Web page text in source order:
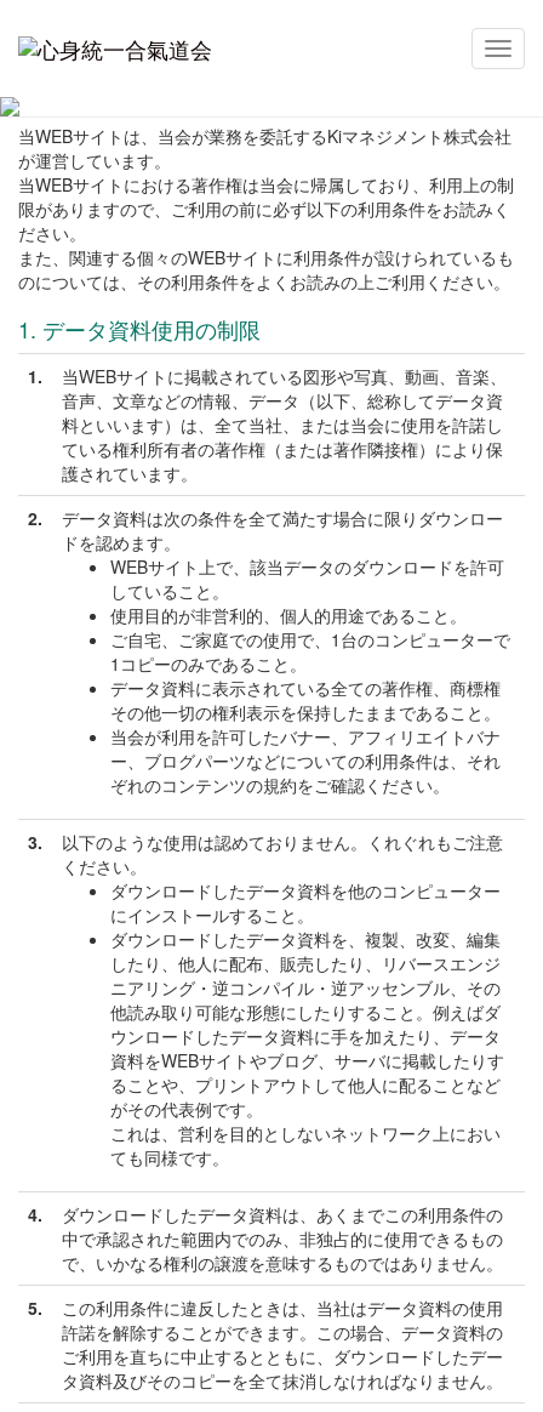
メ
イ
ナ
ビ
ゲ
ー
シ
ョ
ン
利用規約
WEBサイトのご利用条件
当WEBサイトは、当会が業務を委託するKiマネジメント株式会社
が運営しています。
当WEBサイトにおける著作権は当会に帰属しており、利用上の制
限がありますので、ご利用の前に必ず以下の利用条件をお読みく
ださい。
また、関連する個々のWEBサイトに利用条件が設けられているも
のについては、その利用条件をよくお読みの上ご利用ください。
1. データ資料使用の制限
1.
当WEBサイトに掲載されている図形や写真、動画、音楽、
音声、文章などの情報、データ（以下、総称してデータ資
料といいます）は、全て当社、または当会に使用を許諾し
ている権利所有者の著作権（または著作隣接権）により保
護されています。
2.
データ資料は次の条件を全て満たす場合に限りダウンロー
ドを認めます。
WEBサイト上で、該当データのダウンロードを許可
していること。
使用目的が非営利的、個人的用途であること。
ご自宅、ご家庭での使用で、1台のコンピューターで
1コピーのみであること。
データ資料に表示されている全ての著作権、商標権
その他一切の権利表示を保持したままであること。
当会が利用を許可したバナー、アフィリエイトバナ
ー、ブログパーツなどについての利用条件は、それ
ぞれのコンテンツの規約をご確認ください。
3.
以下のような使用は認めておりません。くれぐれもご注意
ください。
ダウンロードしたデータ資料を他のコンピューター
にインストールすること。
ダウンロードしたデータ資料を、複製、改変、編集
したり、他人に配布、販売したり、リバースエンジ
ニアリング・逆コンパイル・逆アッセンブル、その
他読み取り可能な形態にしたりすること。例えばダ
ウンロードしたデータ資料に手を加えたり、データ
資料をWEBサイトやブログ、サーバに掲載したりす
ることや、プリントアウトして他人に配ることなど
がその代表例です。
これは、営利を目的としないネットワーク上におい
ても同様です。
4.
ダウンロードしたデータ資料は、あくまでこの利用条件の
中で承認された範囲内でのみ、非独占的に使用できるもの
で、いかなる権利の譲渡を意味するものではありません。
5.
この利用条件に違反したときは、当社はデータ資料の使用
許諾を解除することができます。この場合、データ資料の
ご利用を直ちに中止するとともに、ダウンロードしたデー
タ資料及びそのコピーを全て抹消しなければなりません。